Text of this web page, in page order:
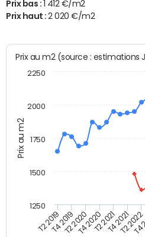
Prix bas : 1 412 €/m2
Prix haut :2 020 €/m2
Prix au m2
Prix au m2 (source :
T2 2019T4 2019T2 2020T4 2020T2 2021T4 2021T2 2022
1250
1500
1750
2000
2250